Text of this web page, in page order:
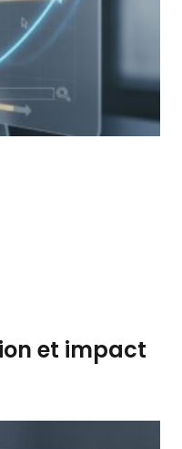
et impact